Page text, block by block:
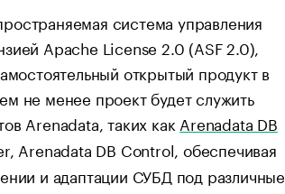
система управления
Apache License 2.0 (ASF 2.0),
открытый продукт в
не менее проект будет служить
Arenadata, таких как Arenadata DB
Arenadata DB Control, обеспечивая
и адаптации СУБД под различные